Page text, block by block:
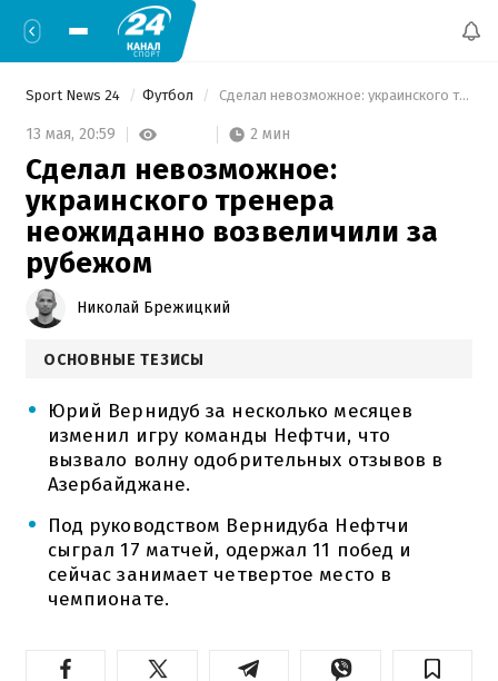
Sport News 24 Футбол Сделал невозможное: украинского тренера неожиданно возвеличили за рубежом
13 мая, 20:59 2 мин
Сделал невозможное:
украинского тренера
неожиданно возвеличили за
рубежом
Николай Брежицкий
ОСНОВНЫЕ ТЕЗИСЫ
Юрий Вернидуб за несколько месяцев
изменил игру команды Нефтчи, что
вызвало волну одобрительных отзывов в
Азербайджане.
Под руководством Вернидуба Нефтчи
сыграл 17 матчей, одержал 11 побед и
сейчас занимает четвертое место в
чемпионате.